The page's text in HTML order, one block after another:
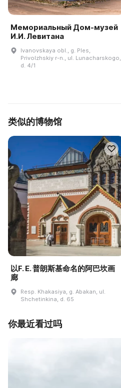
Мемориальный Дом-музей
И.И. Левитана
Ivanovskaya obl., g. Ples,
Privolzhskiy r-n., ul. Lunacharskogo,
d. 4/1
类似的博物馆
以F. E. 普朗斯基命名的阿巴坎画
廊
Resp. Khakasiya, g. Abakan, ul.
Shchetinkina, d. 65
你最近看过吗